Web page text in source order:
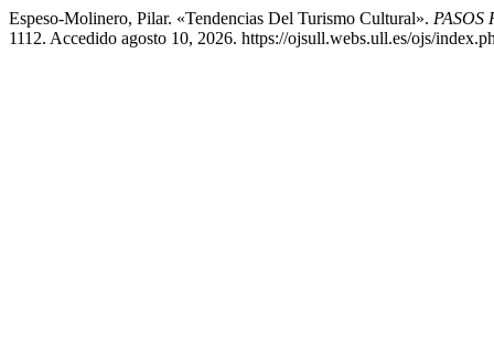
Espeso-Molinero, Pilar. «Tendencias Del Turismo Cultural». PASOS
1112. Accedido agosto 10, 2026. https://ojsull.webs.ull.es/ojs/